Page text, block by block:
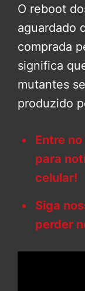
O reboot
aguardado
comprada
significa
mutantes
produzido
Entre
para
celular!
Siga
perder